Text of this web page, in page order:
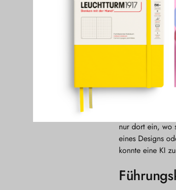
Kernprinzipien
Deadlines, die
Ständige
Wir müssen
unterbrochen
zugunsten
nur dort ein, wo
eines Designs
konnte eine KI